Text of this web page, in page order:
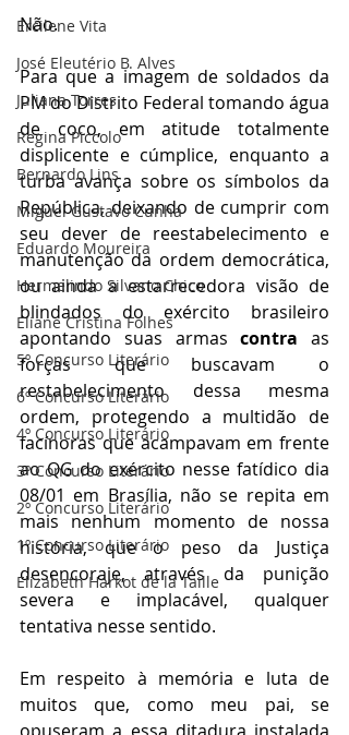
Ercilene Vita
José Eleutério B. Alves
Juliana Torres
Regina Piccolo
Bernardo Lins
Miguel Gustavo Cunha
Eduardo Moureira
Hermelindo Silvano Chico
Eliane Cristina Folhes
5º Concurso Literário
6º Concurso Literário
4º Concurso Literário
3º Concurso Literário
2º Concurso Literário
1º Concurso Literário
Elizabeth Harkot de la Taille
Não.
Para que a imagem de soldados da
PM do Distrito Federal tomando água
de coco, em atitude totalmente
displicente e cúmplice, enquanto a
turba avança sobre os símbolos da
República, deixando de cumprir com
seu dever de reestabelecimento e
manutenção da ordem democrática,
ou ainda a estarrecedora visão de
blindados do exército brasileiro
apontando suas armas contra as
forças que buscavam o
restabelecimento dessa mesma
ordem, protegendo a multidão de
facínoras que acampavam em frente
ao QG do exército nesse fatídico dia
08/01 em Brasília, não se repita em
mais nenhum momento de nossa
história, que o peso da Justiça
desencoraje, através da punição
severa e implacável, qualquer
tentativa nesse sentido.
Em respeito à memória e luta de
muitos que, como meu pai, se